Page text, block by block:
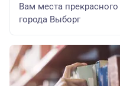
Вам места прекрасного
города Выборг